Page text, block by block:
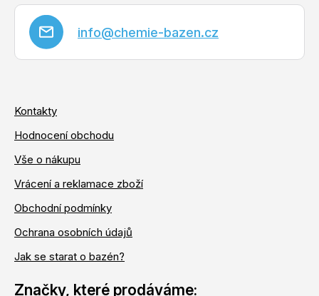
info@chemie-bazen.cz
Kontakty
Hodnocení obchodu
Vše o nákupu
Vrácení a reklamace zboží
Obchodní podmínky
Ochrana osobních údajů
Jak se starat o bazén?